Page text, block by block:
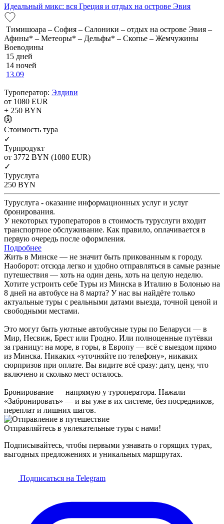
Идеальный микс: вся Греция и отдых на острове Эвия
Тимишоара – София – Салоники – отдых на острове Эвия –
Афины* – Метеоры* – Дельфы* – Скопье – Жемчужины
Воеводины
15 дней
14 ночей
13.09
Туроператор: Элдиви
от 1080 EUR
+ 250 BYN
Cтоимость тура
✓
Турпродукт
от 3772 BYN (1080 EUR)
✓
Туруслуга
250 BYN
Туруслуга - оказание информационных услуг и услуг
бронирования.
У некоторых туроператоров в стоимость туруслуги входит
транспортное обслуживание. Как правило, оплачивается в
первую очередь после оформления.
Подробнее
Жить в Минске — не значит быть прикованным к городу.
Наоборот: отсюда легко и удобно отправляться в самые разные
путешествия — хоть на один день, хоть на целую неделю.
Хотите устроить себе Туры из Минска в Италию в Болонью на
8 дней на автобусе на 8 марта? У нас вы найдёте только
актуальные туры с реальными датами выезда, точной ценой и
свободными местами.
Это могут быть уютные автобусные туры по Беларуси — в
Мир, Несвиж, Брест или Гродно. Или полноценные путёвки
за границу: на море, в горы, в Европу — всё с выездом прямо
из Минска. Никаких «уточняйте по телефону», никаких
сюрпризов при оплате. Вы видите всё сразу: дату, цену, что
включено и сколько мест осталось.
Бронирование — напрямую у туроператора. Нажали
«Забронировать» — и вы уже в их системе, без посредников,
переплат и лишних шагов.
Отправляйтесь в увлекательные туры с нами!
Подписывайтесь, чтобы первыми узнавать о горящих турах,
выгодных предложениях и уникальных маршрутах.
Подписаться на Telegram